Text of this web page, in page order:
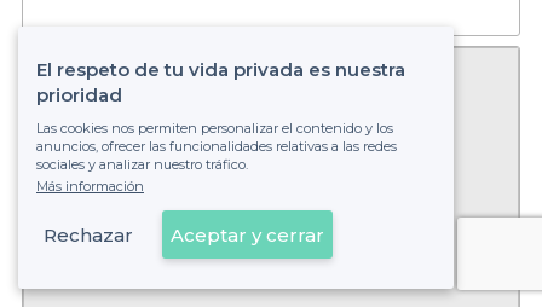
Ver en el mapa
El respeto de tu vida privada es nuestra
prioridad
Las cookies nos permiten personalizar el contenido y los
anuncios, ofrecer las funcionalidades relativas a las redes
sociales y analizar nuestro tráfico.
Más información
Rechazar Aceptar y cerrar